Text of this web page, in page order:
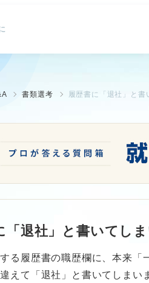
書類選考 履歴書に「退社」と書
「退社」と書いてし
る履歴書の職歴欄に、本来「
えて「退社」と書いてしまい